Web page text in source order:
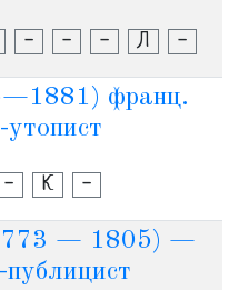
- - - Л -
франц.
утопист
- К -
— 1805) —
публицист